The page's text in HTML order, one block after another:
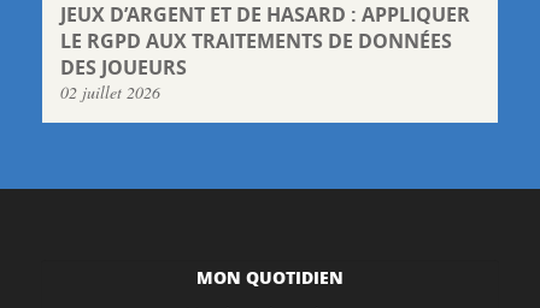
JEUX D’ARGENT ET DE HASARD : APPLIQUER
LE RGPD AUX TRAITEMENTS DE DONNÉES
DES JOUEURS
02 juillet 2026
MON QUOTIDIEN